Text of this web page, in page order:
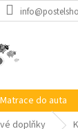
Matrace do auta
doplňky